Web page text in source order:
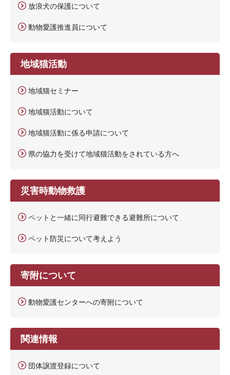
放浪犬の保護について
動物愛護推進員について
地域猫活動
地域猫セミナー
地域猫活動について
地域猫活動に係る申請について
県の協力を受けて地域猫活動をされている方へ
災害時動物救護
ペットと一緒に同行避難できる避難所について
ペット防災について考えよう
寄附について
動物愛護センターへの寄附について
関連情報
団体譲渡登録について